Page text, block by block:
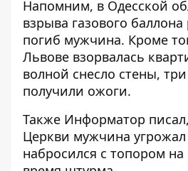
Напомним, в Одесской
взрыва газового
погиб мужчина. Кроме
Львове взорвалась
волной снесло стены,
получили ожоги.
Также Информатор
Церкви мужчина
набросился с топором